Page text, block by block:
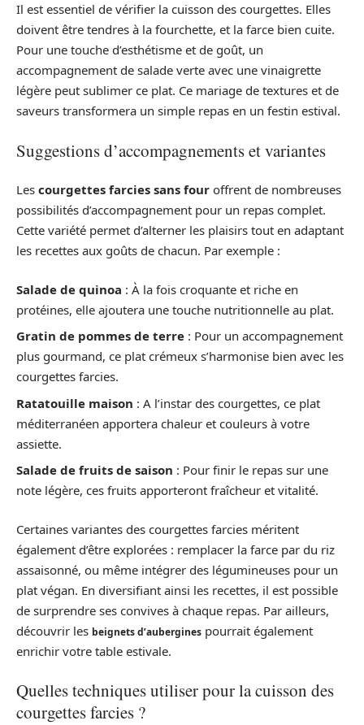
Il est essentiel de vérifier la cuisson des courgettes. Elles
doivent être tendres à la fourchette, et la farce bien cuite.
Pour une touche d’esthétisme et de goût, un
accompagnement de salade verte avec une vinaigrette
légère peut sublimer ce plat. Ce mariage de textures et de
saveurs transformera un simple repas en un festin estival.
Suggestions d’accompagnements et variantes
Les courgettes farcies sans four offrent de nombreuses
possibilités d’accompagnement pour un repas complet.
Cette variété permet d’alterner les plaisirs tout en adaptant
les recettes aux goûts de chacun. Par exemple :
Salade de quinoa : À la fois croquante et riche en
protéines, elle ajoutera une touche nutritionnelle au plat.
Gratin de pommes de terre : Pour un accompagnement
plus gourmand, ce plat crémeux s’harmonise bien avec les
courgettes farcies.
Ratatouille maison : A l’instar des courgettes, ce plat
méditerranéen apportera chaleur et couleurs à votre
assiette.
Salade de fruits de saison : Pour finir le repas sur une
note légère, ces fruits apporteront fraîcheur et vitalité.
Certaines variantes des courgettes farcies méritent
également d’être explorées : remplacer la farce par du riz
assaisonné, ou même intégrer des légumineuses pour un
plat végan. En diversifiant ainsi les recettes, il est possible
de surprendre ses convives à chaque repas. Par ailleurs,
découvrir les beignets d’aubergines pourrait également
enrichir votre table estivale.
Quelles techniques utiliser pour la cuisson des
courgettes farcies ?